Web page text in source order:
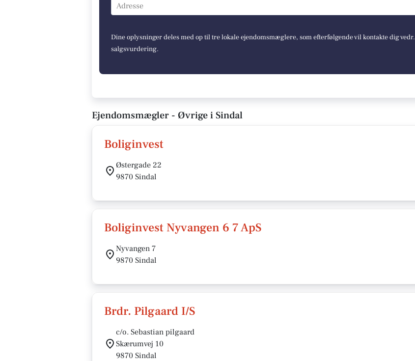
Adresse
Dine oplysninger deles med op til tre lokale ejendomsmæglere, som efterfølgende vil kontakte dig vedr.
salgsvurdering.
Ejendomsmægler - Øvrige i Sindal
Boliginvest
Østergade 22
9870 Sindal
Boliginvest Nyvangen 6 7 ApS
Nyvangen 7
9870 Sindal
Brdr. Pilgaard I/S
c/o. Sebastian pilgaard
Skærumvej 10
9870 Sindal